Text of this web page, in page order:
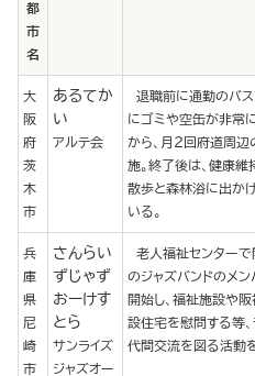
都
市
名
大
阪
府
茨
木
市
あるてか
い
アルテ会
退職前に通勤のバ
にゴミや空缶が非常
から、月２回府道周辺
施。終了後は、健康
散歩と森林浴に出か
いる。
兵
庫
県
尼
崎
市
さんらい
ずじゃず
おーけす
とら
サンライズ
ジャズオー
老人福祉センター
のジャズバンドのメ
開始し、福祉施設や
設住宅を慰問する等
代間交流を図る活動